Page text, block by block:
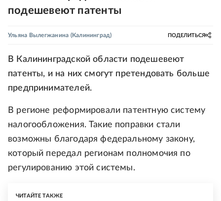
подешевеют патенты
Ульяна Вылегжанина (Калининград) ПОДЕЛИТЬСЯ
В Калининградской области подешевеют
патенты, и на них смогут претендовать больше
предпринимателей.
В регионе реформировали патентную систему
налогообложения. Такие поправки стали
возможны благодаря федеральному закону,
который передал регионам полномочия по
регулированию этой системы.
ЧИТАЙТЕ ТАКЖЕ